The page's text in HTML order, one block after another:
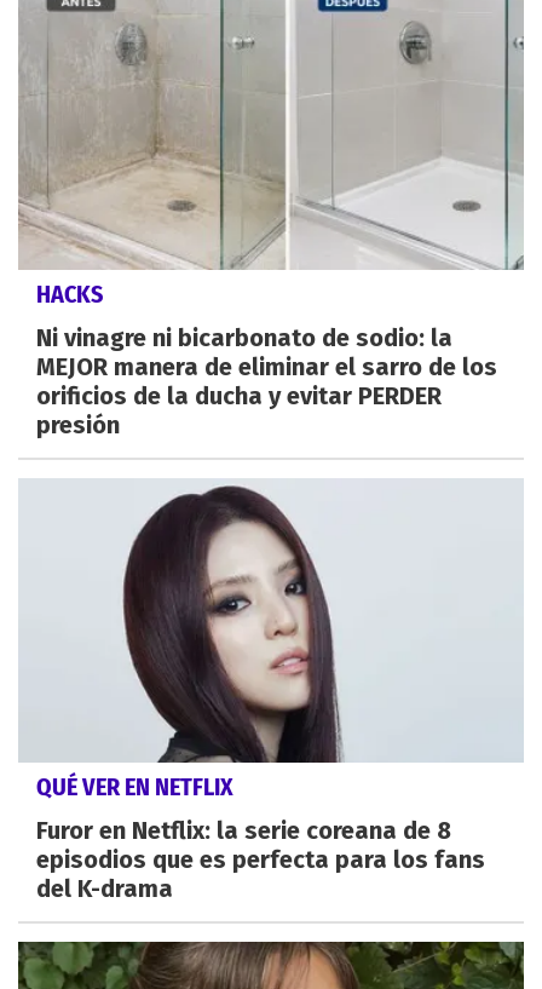
HACKS
Ni vinagre ni bicarbonato de sodio: la
MEJOR manera de eliminar el sarro de los
orificios de la ducha y evitar PERDER
presión
QUÉ VER EN NETFLIX
Furor en Netflix: la serie coreana de 8
episodios que es perfecta para los fans
del K-drama